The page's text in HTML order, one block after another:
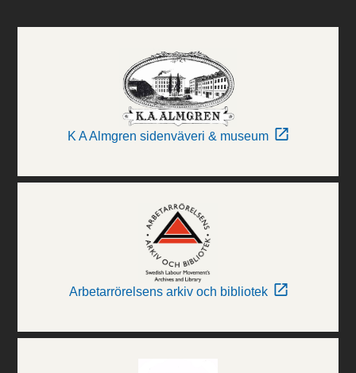
K A Almgren sidenväveri & museum
Arbetarrörelsens arkiv och bibliotek